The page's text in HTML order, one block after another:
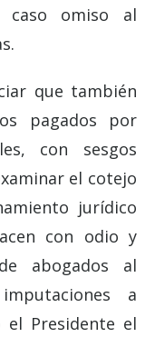
caso omiso al
que también
pagados por
con sesgos
el cotejo
jurídico
con odio y
abogados al
a
el Presidente el